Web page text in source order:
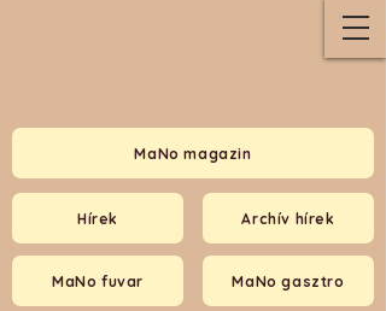
Hírek
MaNo magazin
MaNo fuvar MaNo gasztro
Archív hírek